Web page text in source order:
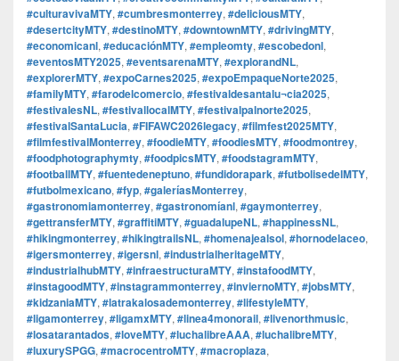
#culturavivaMTY, #cumbresmonterrey, #deliciousMTY,
#desertcityMTY, #destinoMTY, #downtownMTY, #drivingMTY,
#economicanl, #educaciónMTY, #empleomty, #escobedonl,
#eventosMTY2025, #eventsarenaMTY, #explorandNL,
#explorerMTY, #expoCarnes2025, #expoEmpaqueNorte2025,
#familyMTY, #farodelcomercio, #festivaldesantalu¬cia2025,
#festivalesNL, #festivallocalMTY, #festivalpalnorte2025,
#festivalSantaLucia, #FIFAWC2026legacy, #filmfest2025MTY,
#filmfestivalMonterrey, #foodieMTY, #foodiesMTY, #foodmontrey,
#foodphotographymty, #foodpicsMTY, #foodstagramMTY,
#footballMTY, #fuentedeneptuno, #fundidorapark, #futbolisedelMTY,
#futbolmexicano, #fyp, #galeríasMonterrey,
#gastronomiamonterrey, #gastronomíanl, #gaymonterrey,
#gettransferMTY, #graffitiMTY, #guadalupeNL, #happinessNL,
#hikingmonterrey, #hikingtrailsNL, #homenajealsol, #hornodelaceo,
#igersmonterrey, #igersnl, #industrialheritageMTY,
#industrialhubMTY, #infraestructuraMTY, #instafoodMTY,
#instagoodMTY, #instagrammonterrey, #inviernoMTY, #jobsMTY,
#kidzaniaMTY, #latrakalosademonterrey, #lifestyleMTY,
#ligamonterrey, #ligamxMTY, #linea4monorail, #livenorthmusic,
#losatarantados, #loveMTY, #luchalibreAAA, #luchalibreMTY,
#luxurySPGG, #macrocentroMTY, #macroplaza,